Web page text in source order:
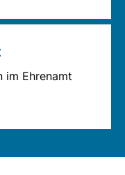
im Ehrenamt